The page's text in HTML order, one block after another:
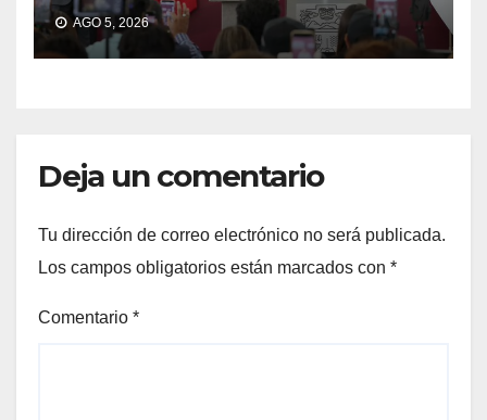
AGO 5, 2026
Deja un comentario
Tu dirección de correo electrónico no será publicada.
Los campos obligatorios están marcados con *
Comentario *